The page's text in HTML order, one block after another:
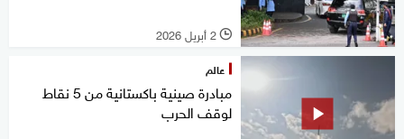
l 2 أبريل 2026
عالم
مبادرة صينية باكستانية من 5 نقاط
لوقف الحرب